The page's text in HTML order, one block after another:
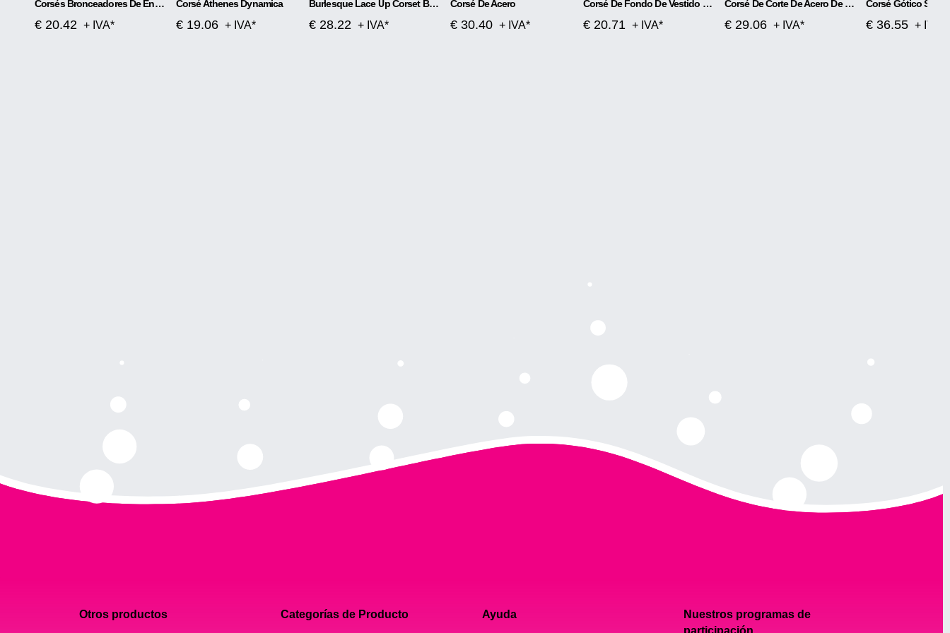
Corsés Bronceadores De Encaje Abdomen
€ 20.42 + IVA*
Corsé Athenes Dynamica
€ 19.06 + IVA*
Burlesque Lace Up Corset Bustier TUTU Falda Lolita FANCY
€ 28.22 + IVA*
Corsé De Acero
€ 30.40 + IVA*
Corsé De Fondo De Vestido Y Corsé De Cintura Delgada
€ 20.71 + IVA*
Corsé De Corte De Acero De Cuero Con Cremallera Gótica
€ 29.06 + IVA* € 36.55 + IVA*
Otros productos Categorías de Producto Ayuda
Nuestros programas de